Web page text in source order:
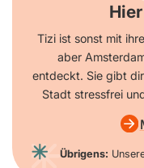
Tizi ist sonst mit
aber
entdeckt. Sie gibt
Stadt stressfrei
Übrigens: